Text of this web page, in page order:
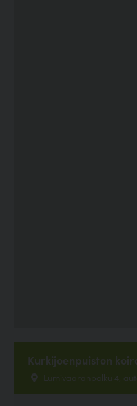
Kurkijoenpuiston
Lumivaaranpolku 4,